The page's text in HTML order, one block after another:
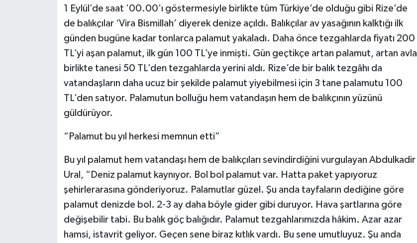
1 Eylül’de saat ’00.00’ı göstermesiyle birlikte tüm Türkiye’de olduğu gibi Rize’de
de balıkçılar ‘Vira Bismillah’ diyerek denize açıldı. Balıkçılar av yasağının kalktığı ilk
günden bugüne kadar tonlarca palamut yakaladı. Daha önce tezgahlarda fiyatı 200
TL’yi aşan palamut, ilk gün 100 TL’ye inmişti. Gün geçtikçe artan palamut, artan avla
birlikte tanesi 50 TL’den tezgahlarda yerini aldı. Rize’de bir balık tezgâhı da
vatandaşların daha ucuz bir şekilde palamut yiyebilmesi için 3 tane palamutu 100
TL’den satıyor. Palamutun bolluğu hem vatandaşın hem de balıkçının yüzünü
güldürüyor.
“Palamut bu yıl herkesi memnun etti”
Bu yıl palamut hem vatandaşı hem de balıkçıları sevindirdiğini vurgulayan Abdulkadir
Ural, “Deniz palamut kaynıyor. Bol bol palamut var. Hatta paket yapıyoruz
şehirlerarasına gönderiyoruz. Palamutlar güzel. Şu anda tayfaların dediğine göre
palamut denizde bol. 2-3 ay daha böyle gider gibi duruyor. Hava şartlarına göre
değişebilir tabi. Bu balık göç balığıdır. Palamut tezgahlarımızda hâkim. Azar azar
hamsi, istavrit geliyor. Geçen sene biraz kıtlık vardı. Bu sene umutluyuz. Şu anda